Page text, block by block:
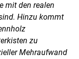
mit den realen
Hinzu kommt
zu
Mehraufwand